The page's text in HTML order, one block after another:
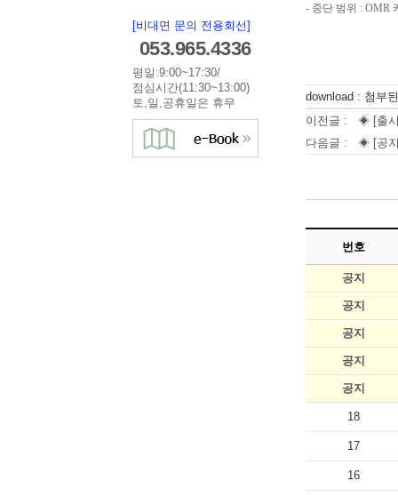
[비대면 문의 전용회선]
053.965.4336
평일:9:00~17:30/
점심시간(11:30~13:00)
토,일,공휴일은 휴무
- 중단 범위 : OMR
download : 첨부
이전글 : ◈ [출
다음글 : ◈ [공
번호
공지
공지
공지
공지
공지
18
17
16